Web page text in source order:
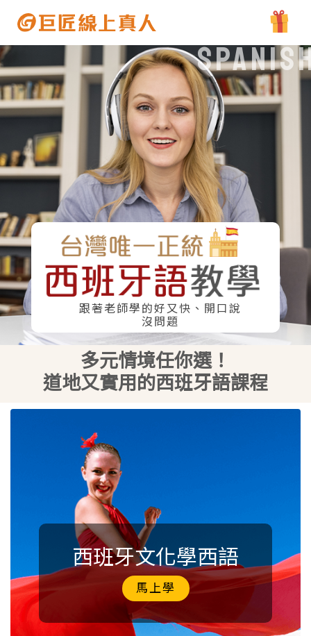
跟著老師學的好又快、開口說
沒問題
多元情境任你選！
道地又實用的西班牙語課程
西班牙文化學西語
馬上學